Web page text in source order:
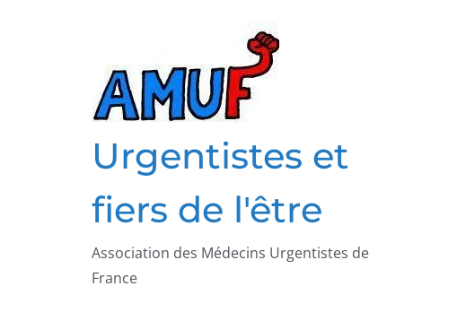
Urgentistes et
fiers de l'être
Association des Médecins Urgentistes de
France